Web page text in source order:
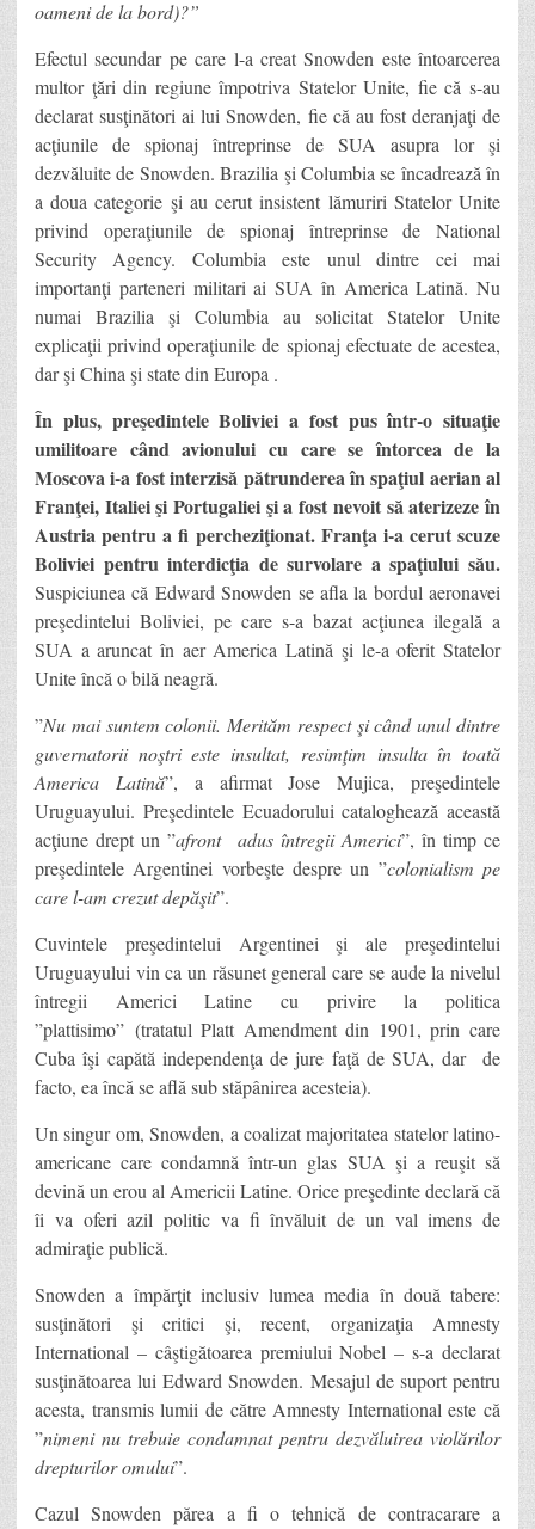
oameni de la bord)?”
Efectul secundar pe care l-a creat Snowden este întoarcerea
multor ţări din regiune împotriva Statelor Unite, fie că s-au
declarat susţinători ai lui Snowden, fie că au fost deranjaţi de
acţiunile de spionaj întreprinse de SUA asupra lor şi
dezvăluite de Snowden. Brazilia şi Columbia se încadrează în
a doua categorie şi au cerut insistent lămuriri Statelor Unite
privind operaţiunile de spionaj întreprinse de National
Security Agency. Columbia este unul dintre cei mai
importanţi parteneri militari ai SUA în America Latină. Nu
numai Brazilia şi Columbia au solicitat Statelor Unite
explicaţii privind operaţiunile de spionaj efectuate de acestea,
dar şi China şi state din Europa .
În plus, preşedintele Boliviei a fost pus într-o situaţie
umilitoare când avionului cu care se întorcea de la
Moscova i-a fost interzisă pătrunderea în spaţiul aerian al
Franţei, Italiei şi Portugaliei şi a fost nevoit să aterizeze în
Austria pentru a fi percheziţionat. Franţa i-a cerut scuze
Boliviei pentru interdicţia de survolare a spaţiului său.
Suspiciunea că Edward Snowden se afla la bordul aeronavei
preşedintelui Boliviei, pe care s-a bazat acţiunea ilegală a
SUA a aruncat în aer America Latină şi le-a oferit Statelor
Unite încă o bilă neagră.
”Nu mai suntem colonii. Merităm respect şi când unul dintre
guvernatorii noştri este insultat, resimţim insulta în toată
America Latină”, a afirmat Jose Mujica, preşedintele
Uruguayului. Preşedintele Ecuadorului cataloghează această
acţiune drept un ”afront adus întregii Americi”, în timp ce
preşedintele Argentinei vorbeşte despre un ”colonialism pe
care l-am crezut depăşit”.
Cuvintele preşedintelui Argentinei şi ale preşedintelui
Uruguayului vin ca un răsunet general care se aude la nivelul
întregii Americi Latine cu privire la politica
”plattisimo” (tratatul Platt Amendment din 1901, prin care
Cuba îşi capătă independenţa de jure faţă de SUA, dar de
facto, ea încă se află sub stăpânirea acesteia).
Un singur om, Snowden, a coalizat majoritatea statelor latino-
americane care condamnă într-un glas SUA şi a reuşit să
devină un erou al Americii Latine. Orice preşedinte declară că
îi va oferi azil politic va fi învăluit de un val imens de
admiraţie publică.
Snowden a împărţit inclusiv lumea media în două tabere:
susţinători şi critici şi, recent, organizaţia Amnesty
International – câştigătoarea premiului Nobel – s-a declarat
susţinătoarea lui Edward Snowden. Mesajul de suport pentru
acesta, transmis lumii de către Amnesty International este că
”nimeni nu trebuie condamnat pentru dezvăluirea violărilor
drepturilor omului”.
Cazul Snowden părea a fi o tehnică de contracarare a